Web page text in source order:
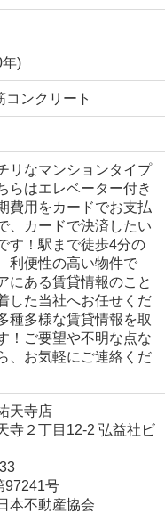
)
コンクリート
リなマンションタイプ
らはエレベーター付き
費用をカードでお支払
、カードで決済したい
す！駅まで徒歩4分の
利便性の高い物件で
にある賃貸情報のこと
した当社へお任せくだ
種多様な賃貸情報を取
！ご要望や不明な点な
、お気軽にご連絡くだ
天寺店
寺２丁目12-2 弘益社ビ
97241号
本不動産協会